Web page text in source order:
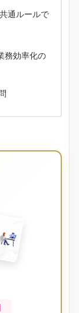
通ルールで
務効率化の